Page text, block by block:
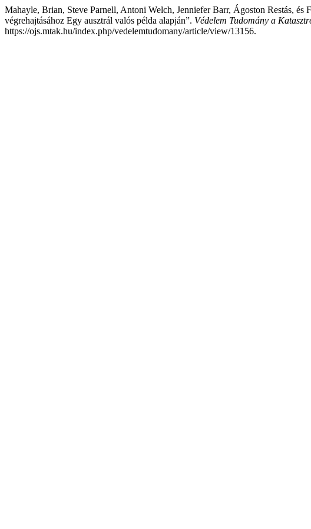
Mahayle, Brian, Steve Parnell, Antoni Welch, Jenniefer Barr, Ágoston Restás,
végrehajtásához Egy ausztrál valós példa alapján”. Védelem Tudomány a
https://ojs.mtak.hu/index.php/vedelemtudomany/article/view/13156.